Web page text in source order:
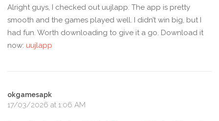
Alright guys, I checked out uujlapp. The app is pretty
smooth and the games played well. I didn’t win big, but I
had fun. Worth downloading to give it a go. Download it
now: uujlapp
okgamesapk
17/03/2026 at 1:06 AM